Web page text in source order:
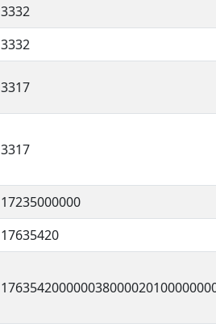
3332
3332
3317
3317
17235000000
17635420